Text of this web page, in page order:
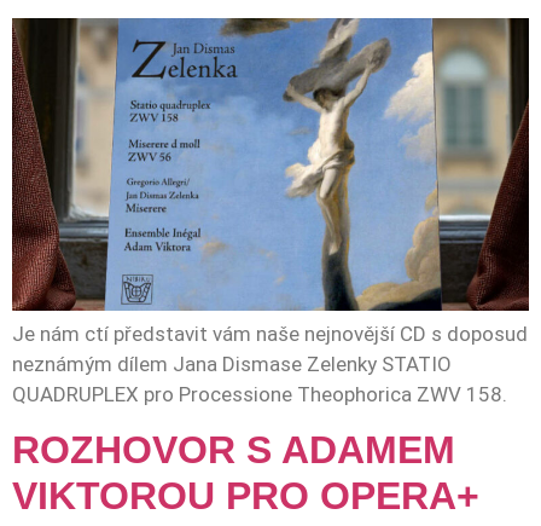
Je nám ctí představit vám naše nejnovější CD s doposud
neznámým dílem Jana Dismase Zelenky STATIO
QUADRUPLEX pro Processione Theophorica ZWV 158.
ROZHOVOR S ADAMEM
VIKTOROU PRO OPERA+